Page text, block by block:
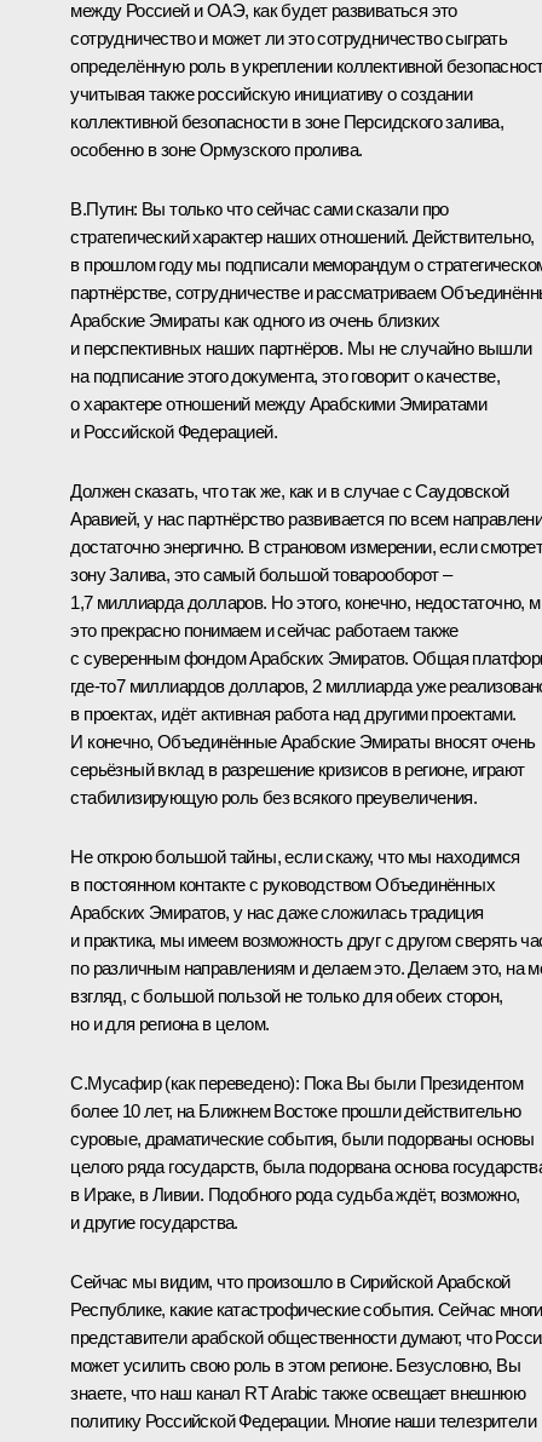
между Россией и ОАЭ, как будет развиваться это
сотрудничество и может ли это сотрудничество сыграть
определённую роль в укреплении коллективной
учитывая также российскую инициативу о создании
коллективной безопасности в зоне Персидского залива,
особенно в зоне Ормузского пролива.
В.Путин: Вы только что сейчас сами сказали про
стратегический характер наших отношений. Действительно,
в прошлом году мы подписали меморандум о
партнёрстве, сотрудничестве и рассматриваем
Арабские Эмираты как одного из очень близких
и перспективных наших партнёров. Мы не случайно вышли
на подписание этого документа, это говорит о качестве,
о характере отношений между Арабскими Эмиратами
и Российской Федерацией.
Должен сказать, что так же, как и в случае с Саудовской
Аравией, у нас партнёрство развивается по всем
достаточно энергично. В страновом измерении, если
зону Залива, это самый большой товарооборот –
1,7 миллиарда долларов. Но этого, конечно, недостаточно,
это прекрасно понимаем и сейчас работаем также
с суверенным фондом Арабских Эмиратов. Общая
где‑то7 миллиардов долларов, 2 миллиарда уже
в проектах, идёт активная работа над другими проектами.
И конечно, Объединённые Арабские Эмираты вносят очень
серьёзный вклад в разрешение кризисов в регионе, играют
стабилизирующую роль без всякого преувеличения.
Не открою большой тайны, если скажу, что мы находимся
в постоянном контакте с руководством Объединённых
Арабских Эмиратов, у нас даже сложилась традиция
и практика, мы имеем возможность друг с другом сверять
по различным направлениям и делаем это. Делаем это, на
взгляд, с большой пользой не только для обеих сторон,
но и для региона в целом.
С.Мусафир(как переведено): Пока Вы были Президентом
более 10 лет, на Ближнем Востоке прошли действительно
суровые, драматические события, были подорваны основы
целого ряда государств, была подорвана основа
в Ираке, в Ливии. Подобного рода судьба ждёт, возможно,
и другие государства.
Сейчас мы видим, что произошло в Сирийской Арабской
Республике, какие катастрофические события. Сейчас
представители арабской общественности думают, что
может усилить свою роль в этом регионе. Безусловно, Вы
знаете, что наш канал RT Arabic также освещает внешнюю
политику Российской Федерации. Многие наши телезрители